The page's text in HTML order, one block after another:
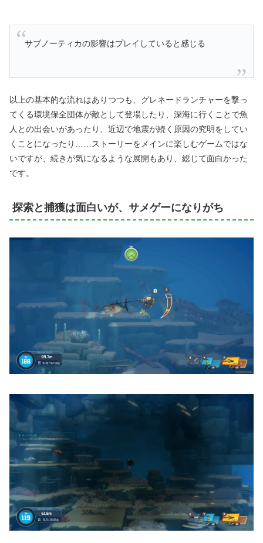
サブノーティカの影響はプレイしていると感じる
以上の基本的な流れはありつつも、グレネードランチャーを撃っ
てくる環境保全団体が敵として登場したり、深海に行くことで魚
人との出会いがあったり、近辺で地震が続く原因の究明をしてい
くことになったり……ストーリーをメインに楽しむゲームではな
いですが、続きが気になるような展開もあり、総じて面白かった
です。
探索と捕獲は面白いが、サメゲーになりがち